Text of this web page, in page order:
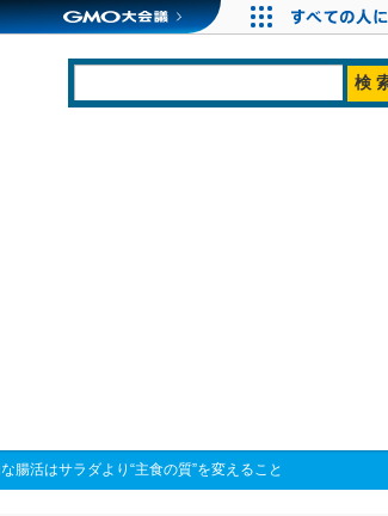
腸活はサラダより“主食の質”を変えること